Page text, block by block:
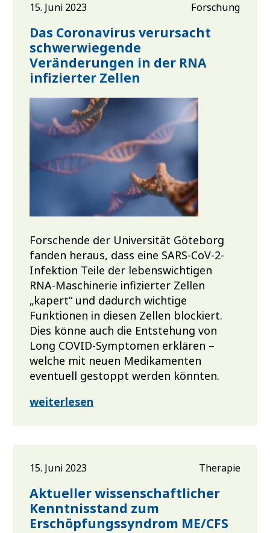
15. Juni 2023 Forschung
Das Coronavirus verursacht
schwerwiegende
Veränderungen in der RNA
infizierter Zellen
Forschende der Universität Göteborg
fanden heraus, dass eine SARS-CoV-2-
Infektion Teile der lebenswichtigen
RNA-Maschinerie infizierter Zellen
„kapert“ und dadurch wichtige
Funktionen in diesen Zellen blockiert.
Dies könne auch die Entstehung von
Long COVID-Symptomen erklären –
welche mit neuen Medikamenten
eventuell gestoppt werden könnten.
weiterlesen
15. Juni 2023 Therapie
Aktueller wissenschaftlicher
Kenntnisstand zum
Erschöpfungssyndrom ME/CFS